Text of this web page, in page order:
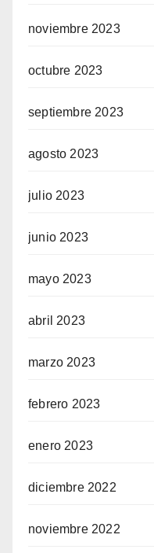
noviembre 2023
octubre 2023
septiembre 2023
agosto 2023
julio 2023
junio 2023
mayo 2023
abril 2023
marzo 2023
febrero 2023
enero 2023
diciembre 2022
noviembre 2022